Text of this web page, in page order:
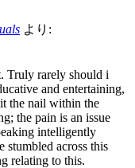
より:
Truly rarely should i
and entertaining,
the nail within the
the pain is an issue
intelligently
stumbled across this
relating to this.